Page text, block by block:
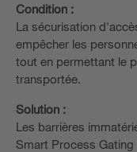
Condition :
La sécurisation
empêcher les
tout en permettant le
transportée.
Solution :
Les barrières
Smart Process